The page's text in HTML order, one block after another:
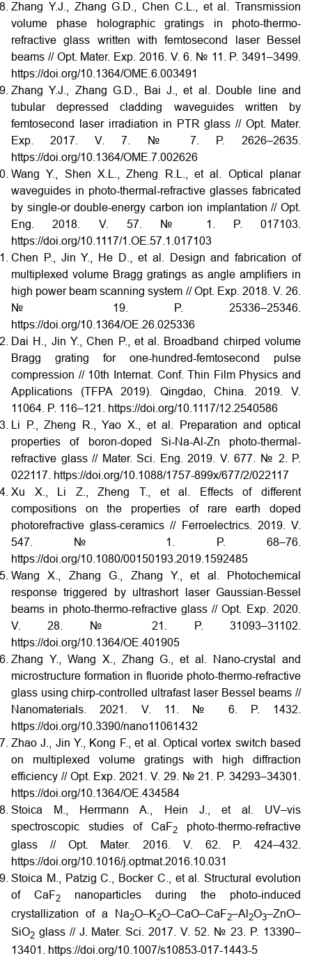
Zhang Y.J., Zhang G.D., Chen C.L., et al. Transmission
volume phase holographic gratings in photo-thermo-
refractive glass written with femtosecond laser Bessel
beams // Opt. Mater. Exp. 2016. V. 6. № 11. P. 3491–3499.
https://doi.org/10.1364/OME.6.003491
Zhang Y.J., Zhang G.D., Bai J., et al. Double line and
tubular depressed cladding waveguides written by
femtosecond laser irradiation in PTR glass // Opt. Mater.
Exp. 2017. V. 7. № 7. P. 2626–2635.
https://doi.org/10.1364/OME.7.002626
Wang Y., Shen X.L., Zheng R.L., et al. Optical planar
waveguides in photo-thermal-refractive glasses fabricated
by single-or double-energy carbon ion implantation // Opt.
Eng. 2018. V. 57. № 1. P. 017103.
https://doi.org/10.1117/1.OE.57.1.017103
Chen P., Jin Y., He D., et al. Design and fabrication of
multiplexed volume Bragg gratings as angle amplifiers in
high power beam scanning system // Opt. Exp. 2018. V. 26.
№ 19. P. 25336–25346.
https://doi.org/10.1364/OE.26.025336
Dai H., Jin Y., Chen P., et al. Broadband chirped volume
Bragg grating for one-hundred-femtosecond pulse
compression // 10th Internat. Conf. Thin Film Physics and
Applications (TFPA 2019). Qingdao, China. 2019. V.
11064. P. 116–121. https://doi.org/10.1117/12.2540586
Li P., Zheng R., Yao X., et al. Preparation and optical
properties of boron-doped Si-Na-Al-Zn photo-thermal-
refractive glass // Mater. Sci. Eng. 2019. V. 677. № 2. P.
022117. https://doi.org/10.1088/1757-899x/677/2/022117
Xu X., Li Z., Zheng T., et al. Effects of different
compositions on the properties of rare earth doped
photorefractive glass-ceramics // Ferroelectrics. 2019. V.
547. № 1. P. 68–76.
https://doi.org/10.1080/00150193.2019.1592485
Wang X., Zhang G., Zhang Y., et al. Photochemical
response triggered by ultrashort laser Gaussian-Bessel
beams in photo-thermo-refractive glass // Opt. Exp. 2020.
V. 28. № 21. P. 31093–31102.
https://doi.org/10.1364/OE.401905
Zhang Y., Wang X., Zhang G., et al. Nano-crystal and
microstructure formation in fluoride photo-thermo-refractive
glass using chirp-controlled ultrafast laser Bessel beams //
Nanomaterials. 2021. V. 11. № 6. P. 1432.
https://doi.org/10.3390/nano11061432
Zhao J., Jin Y., Kong F., et al. Optical vortex switch based
on multiplexed volume gratings with high diffraction
efficiency // Opt. Exp. 2021. V. 29. № 21. P. 34293–34301.
https://doi.org/10.1364/OE.434584
Stoica M., Herrmann A., Hein J., et al. UV–vis
spectroscopic studies of CaF2 photo-thermo-refractive
glass // Opt. Mater. 2016. V. 62. P. 424–432.
https://doi.org/10.1016/j.optmat.2016.10.031
Stoica M., Patzig C., Bocker C., et al. Structural evolution
of CaF2 nanoparticles during the photo-induced
crystallization of a Na2O–K2O–CaO–CaF2–Al 2O3–ZnO–
SiO2 glass // J. Mater. Sci. 2017. V. 52. № 23. P. 13390–
13401. https://doi.org/10.1007/s10853-017-1443-5